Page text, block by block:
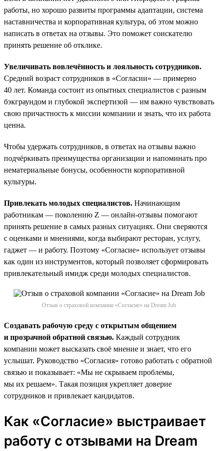
работы, но хорошо развиты программы адаптации, система
наставничества и корпоративная культура, об этом можно
написать в ответах на отзывы. Это поможет соискателю
принять решение об отклике.
Увеличивать вовлечённость и лояльность сотрудников.
Средний возраст сотрудников в «Согласии» — примерно
40 лет. Команда состоит из опытных специалистов с разным
бэкграундом и глубокой экспертизой — им важно чувствовать
свою причастность к миссии компании и знать, что их работа
ценна.
Чтобы удержать сотрудников, в ответах на отзывы важно
подчёркивать преимущества организации и напоминать про
нематериальные бонусы, особенности корпоративной
культуры.
Привлекать молодых специалистов. Начинающим
работникам — поколению Z — онлайн-отзывы помогают
принять решение в самых разных ситуациях. Они сверяются
с оценками и мнениями, когда выбирают ресторан, услугу,
гаджет — и работу. Поэтому «Согласие» использует отзывы
как один из инструментов, который позволяет сформировать
привлекательный имидж среди молодых специалистов.
Отзыв о страховой компании «Согласие» на Dream Job
Создавать рабочую среду с открытым общением
и прозрачной обратной связью. Каждый сотрудник
компании может высказать своё мнение и знает, что его
услышат. Руководство «Согласия» готово работать с обратной
связью и показывает: «Мы не скрываем проблемы,
мы их решаем». Такая позиция укрепляет доверие
сотрудников и привлекает кандидатов.
Как «Согласие» выстраивает
работу с отзывами на Dream